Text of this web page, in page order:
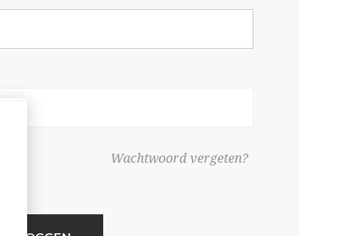
Wachtwoord vergeten?